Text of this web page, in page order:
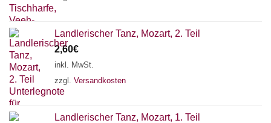
Landlerischer Tanz, Mozart, 2. Teil
2,60€
inkl. MwSt.
zzgl. Versandkosten
Landlerischer Tanz, Mozart, 1. Teil
Chat Support
18 SAITEN 21 SAITEN